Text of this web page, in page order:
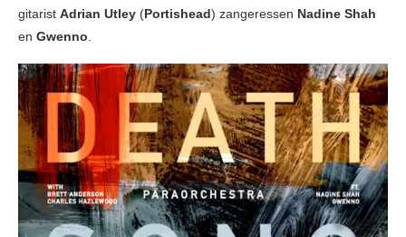
gitarist Adrian Utley (Portishead) zangeressen Nadine Shah
en Gwenno.